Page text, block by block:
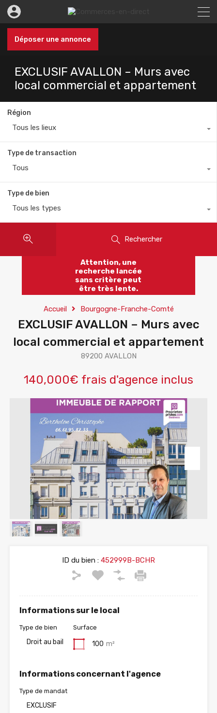
Déposer une annonce
EXCLUSIF AVALLON – Murs avec
local commercial et appartement
Région
Tous les lieux
Type de transaction
Tous
Type de bien
Tous les types
Rechercher
Attention, une
recherche lancée
sans critère peut
être très lente.
Accueil Bourgogne-Franche-Comté
EXCLUSIF AVALLON – Murs avec
local commercial et appartement
89200 AVALLON
140,000€ frais d'agence inclus
ID du bien : 452999B-BCHR
Informations sur le local
Type de bien
Droit au bail
Surface
100 m²
Informations concernant l'agence
Type de mandat
EXCLUSIF